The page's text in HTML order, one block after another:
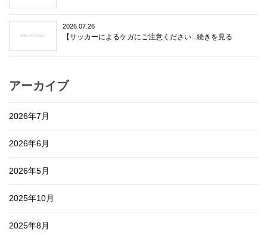
2026.07.26
【サッカーによるケガにご注意ください...続きを見る
アーカイブ
2026年7月
2026年6月
2026年5月
2025年10月
2025年8月